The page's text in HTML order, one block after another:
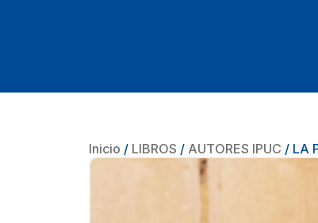
Inicio / LIBROS / AUTORES IPUC / LA